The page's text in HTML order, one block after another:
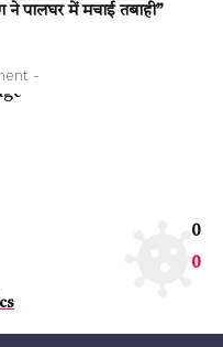
पालघर में मचाई तबाही”
-
0
0